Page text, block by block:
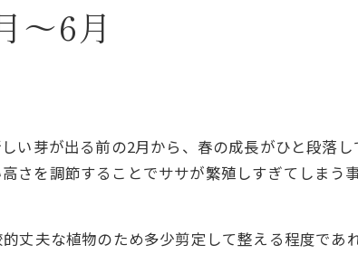
～6月
い芽が出る前の2月から、春の成長がひと段落
さを調節することでササが繁殖しすぎてしまう
丈夫な植物のため多少剪定して整える程度であ